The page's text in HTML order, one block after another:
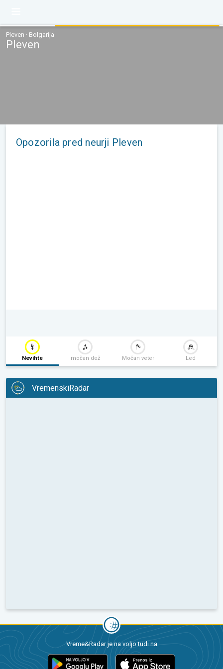
Pleven · Bolgarija
Pleven
Opozorila pred neurji Pleven
Nevihte močan dež Močan veter Led
VremenskiRadar
Vreme&Radar je na voljo tudi na